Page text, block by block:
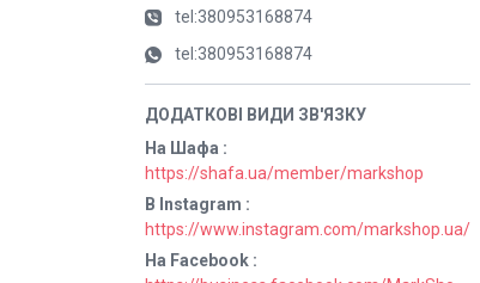
tel:380953168874
tel:380953168874
На Шафа
https://shafa.ua/member/markshop
В Instagram
https://www.instagram.com/markshop.ua/
На Facebook